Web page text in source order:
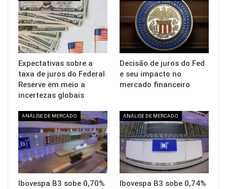
Expectativas sobre a
taxa de juros do Federal
Reserve em meio a
incertezas globais
Decisão de juros do Fed
e seu impacto no
mercado financeiro
ANÁLISE DE MERCADO
Ibovespa B3 sobe 0,70%
ANÁLISE DE MERCADO
Ibovespa B3 sobe 0,74%